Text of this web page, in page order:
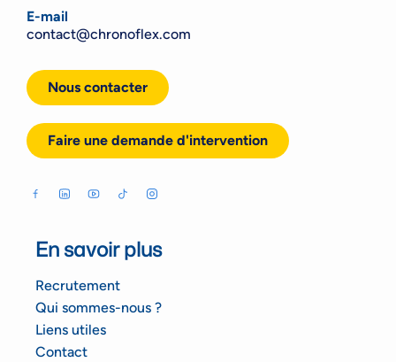
E-mail
contact@chronoflex.com
Nous contacter
Faire une demande d'intervention
En savoir plus
Recrutement
Qui sommes-nous ?
Liens utiles
Contact